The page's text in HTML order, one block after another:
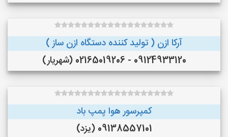
آرکا ازن ( تولید کننده دستگاه ازن ساز )
09124933120 - 02165019206 (شهریار)
کمپرسور هوا پمپ باد
09138557101 (یزد)